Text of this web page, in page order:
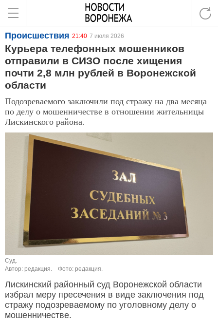
Происшествия 21:40 7 июля 2026
Курьера телефонных мошенников
отправили в СИЗО после хищения
почти 2,8 млн рублей в Воронежской
области
Подозреваемого заключили под стражу на два месяца
по делу о мошенничестве в отношении жительницы
Лискинского района.
Суд.
Автор: редакция.
Фото: редакция.
Лискинский районный суд Воронежской области
избрал меру пресечения в виде заключения под
стражу подозреваемому по уголовному делу о
мошенничестве.